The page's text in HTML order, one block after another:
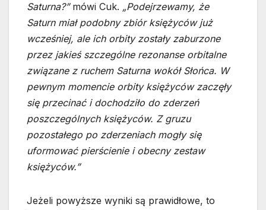
Saturna?” mówi Cuk. „Podejrzewamy, że
Saturn miał podobny zbiór księżyców już
wcześniej, ale ich orbity zostały zaburzone
przez jakieś szczególne rezonanse orbitalne
związane z ruchem Saturna wokół Słońca. W
pewnym momencie orbity księżyców zaczęły
się przecinać i dochodziło do zderzeń
poszczególnych księżyców. Z gruzu
pozostałego po zderzeniach mogły się
uformować pierścienie i obecny zestaw
księżyców.”
Jeżeli powyższe wyniki są prawidłowe, to